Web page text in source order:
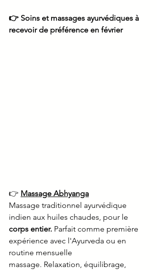
👉 Soins et massages ayurvédiques à
recevoir de préférence en février
👉 Massage Abhyanga
Massage traditionnel ayurvédique
indien aux huiles chaudes, pour le
corps entier. Parfait comme première
expérience avec l'Ayurveda ou en
routine mensuelle
massage. Relaxation, équilibrage,